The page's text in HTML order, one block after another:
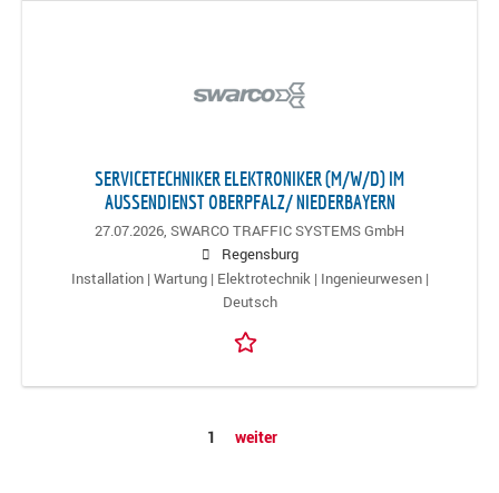
SERVICETECHNIKER ELEKTRONIKER (M/W/D) IM
AUSSENDIENST OBERPFALZ/ NIEDERBAYERN
27.07.2026, SWARCO TRAFFIC SYSTEMS GmbH
Regensburg
Installation | Wartung | Elektrotechnik | Ingenieurwesen |
Deutsch
1 weiter